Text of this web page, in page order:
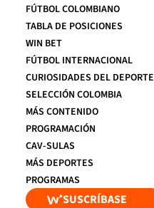
FÚTBOL COLOMBIANO
TABLA DE POSICIONES
WIN BET
FÚTBOL INTERNACIONAL
CURIOSIDADES DEL DEPORTE
SELECCIÓN COLOMBIA
MÁS CONTENIDO
PROGRAMACIÓN
CAV-SULAS
MÁS DEPORTES
PROGRAMAS
SUSCRÍBASE